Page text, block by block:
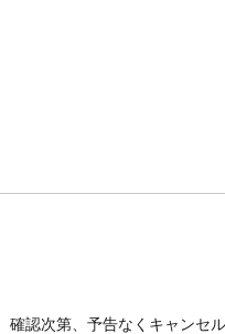
認次第、予告なくキャンセ